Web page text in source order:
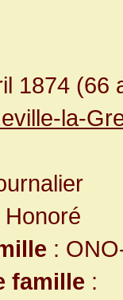
1874 (66
la-
:
famille :